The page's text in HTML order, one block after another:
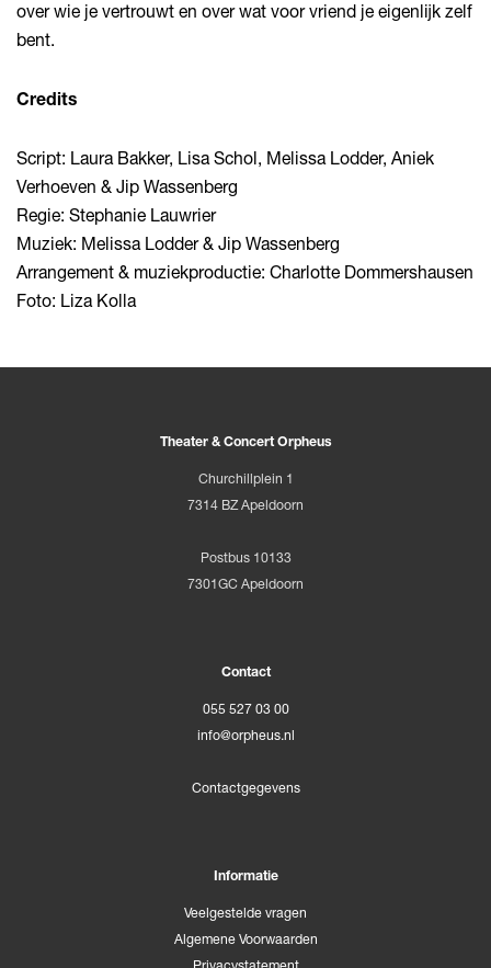
over wie je vertrouwt en over wat voor vriend je eigenlijk zelf
bent.
Credits
Script: Laura Bakker, Lisa Schol, Melissa Lodder, Aniek
Verhoeven & Jip Wassenberg
Regie: Stephanie Lauwrier
Muziek: Melissa Lodder & Jip Wassenberg
Arrangement & muziekproductie: Charlotte Dommershausen
Foto: Liza Kolla
Theater & Concert Orpheus
Churchillplein 1
7314 BZ Apeldoorn
Postbus 10133
7301GC Apeldoorn
Contact
055 527 03 00
info@orpheus.nl
Contactgegevens
Informatie
Veelgestelde vragen
Algemene Voorwaarden